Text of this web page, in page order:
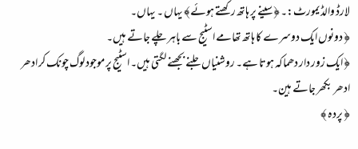
لارڈ والڈیمورٹ:۔ ﴿ سینے پر ہاتھ رکھتے ہوئے﴾ یہاں ۔ یہاں۔
﴿ دونوں ایک دوسرے کا ہاتھ تھامے اسٹیج سے باہر چلے جاتے ہیں۔
﴿ ایک زور دار دھماکہ ہوتا ہے۔ روشنیاں جلنے بجھنے لگتی ہیں۔ اسٹیج پر موجود لوگ چونک کر ادھر
ادھر بکھر جاتے ہین۔
﴿ پردہ ﴾